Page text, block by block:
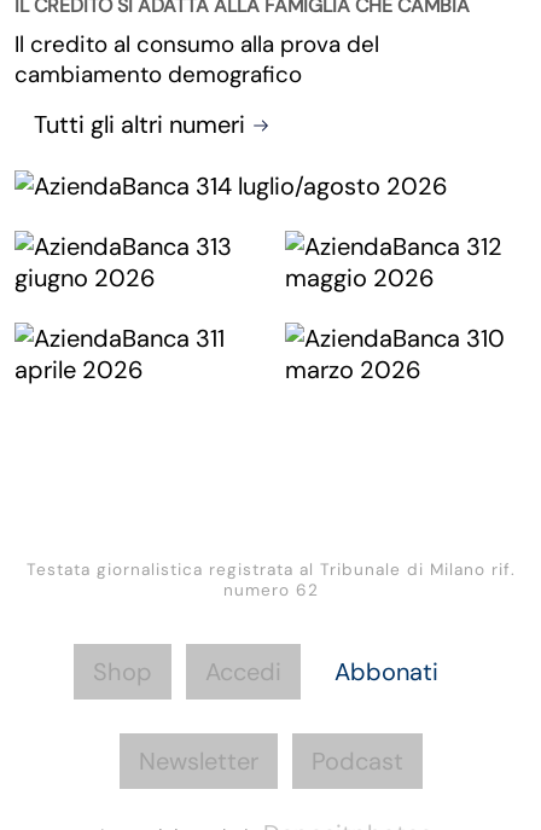
Il credito al consumo alla prova del
cambiamento demografico
Tutti gli altri numeri
Testata giornalistica registrata al Tribunale di Milano rif.
numero 62
Shop Accedi Abbonati
Newsletter Podcast